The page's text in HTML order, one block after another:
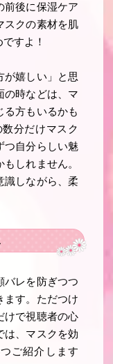
前後に保湿ケア
スクの素材を肌
すよ！
が嬉しい」と思
の時などは、マ
る方もいるかも
分だけマスク
つ自分らしい魅
しれません。
識しながら、柔
バレを防ぎつつ
ます。ただつけ
けで視聴者の心
は、マスクを効
ご紹介します